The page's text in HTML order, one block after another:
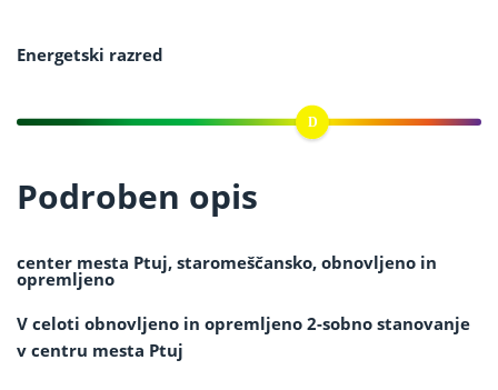
Energetski razred
Podroben opis
center mesta Ptuj, staromeščansko, obnovljeno in
opremljeno
V celoti obnovljeno in opremljeno 2-sobno stanovanje
v centru mesta Ptuj